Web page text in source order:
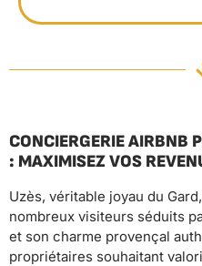
CONCIERGERIE AIRBNB
: MAXIMISEZ VOS
Uzès, véritable joyau du
nombreux visiteurs séduits
et son charme provençal
propriétaires souhaitant